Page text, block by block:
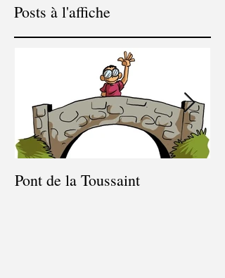
Posts à l'affiche
Pont de la Toussaint